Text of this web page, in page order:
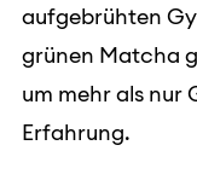
aufgebrühten
grünen Matcha
um mehr als nur
Erfahrung.